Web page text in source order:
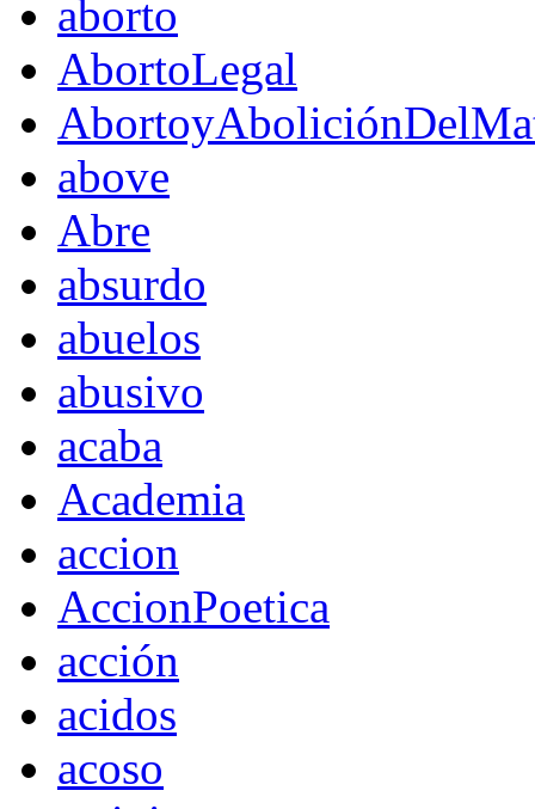
aborto
AbortoLegal
above
Abre
absurdo
abuelos
abusivo
acaba
Academia
accion
AccionPoetica
acción
acidos
acoso